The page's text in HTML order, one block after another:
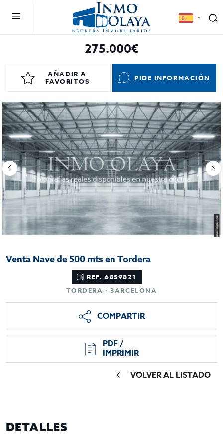
275.000€
AÑADIR A
FAVORITOS
PIDE INFORMACIÓN
Venta Nave de 500 mts en Tordera
REF. 6859821
TORDERA · BARCELONA
COMPARTIR
PDF /
IMPRIMIR
VOLVER AL LISTADO
DETALLES